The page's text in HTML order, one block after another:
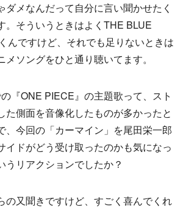
ダメなんだって自分に言い聞かせたく
。そういうときはよくTHE BLUE
んですけど、それでも足りないときは
ソングをひと通り聴いてます。
『ONE PIECE』の主題歌って、スト
た側面を音像化したものが多かったと
、今回の「カーマイン」を尾田栄一郎
イドがどう受け取ったのかも気になっ
うリアクションでしたか？
の又聞きですけど、すごく喜んでくれ